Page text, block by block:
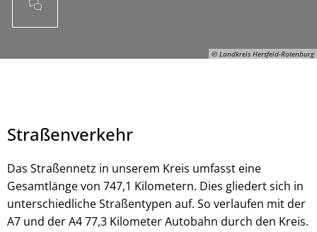
© Landkreis Hersfeld-Rotenburg
© Landkreis Hersfeld-Rotenburg
Straßenverkehr
Das Straßennetz in unserem Kreis umfasst eine
Gesamtlänge von 747,1 Kilometern. Dies gliedert sich in
unterschiedliche Straßentypen auf. So verlaufen mit der
A7 und der A4 77,3 Kilometer Autobahn durch den Kreis.